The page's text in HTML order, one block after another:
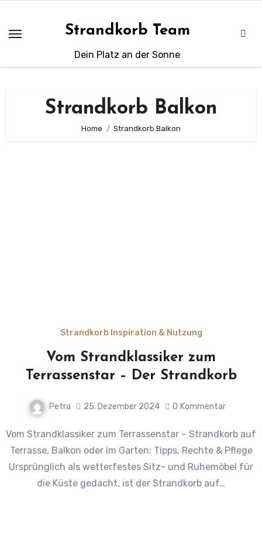
springen
Strandkorb Team
Dein Platz an der Sonne
Strandkorb Balkon
Home Strandkorb Balkon
Strandkorb Inspiration & Nutzung
Vom Strandklassiker zum
Terrassenstar – Der Strandkorb
Petra 25. Dezember 2024 0 Kommentar
Vom Strandklassiker zum Terrassenstar – Strandkorb auf
Terrasse, Balkon oder im Garten: Tipps, Rechte & Pflege
Ursprünglich als wetterfestes Sitz- und Ruhemöbel für
die Küste gedacht, ist der Strandkorb auf…